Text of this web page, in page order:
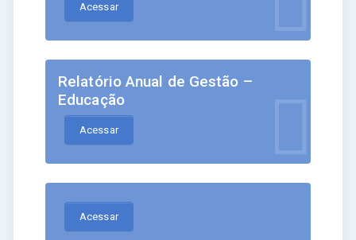
Acessar
Relatório Anual de Gestão –
Educação
Acessar
Acessar